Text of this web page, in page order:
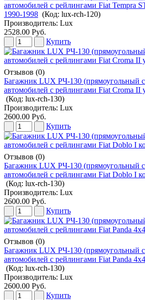
автомобилей с рейлингами Fiat Tempra
1990-1998 (Код: lux-rch-120)
Производитель: Lux
2528.00 Руб.
Купить
Отзывов (0)
Багажник LUX РЧ-130 (прямоугольный
автомобилей с рейлингами Fiat Croma II
(Код: lux-rch-130)
Производитель: Lux
2600.00 Руб.
Купить
Отзывов (0)
Багажник LUX РЧ-130 (прямоугольный
автомобилей с рейлингами Fiat Doblo I
(Код: lux-rch-130)
Производитель: Lux
2600.00 Руб.
Купить
Отзывов (0)
Багажник LUX РЧ-130 (прямоугольный
автомобилей с рейлингами Fiat Panda
(Код: lux-rch-130)
Производитель: Lux
2600.00 Руб.
Купить